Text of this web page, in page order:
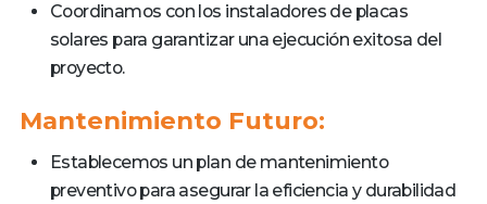
Coordinamos con los instaladores de placas
solares para garantizar una ejecución exitosa del
proyecto.
Mantenimiento Futuro:
Establecemos un plan de mantenimiento
preventivo para asegurar la eficiencia y durabilidad